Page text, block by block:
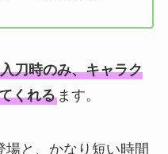
刀時のみ、キャラク
くれるます。
と、かなり短い時間